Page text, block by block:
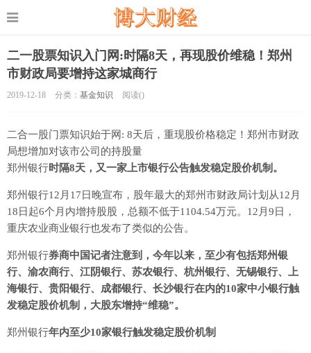
二一股票知识入门网:时隔8天，再现股价维稳！郑州
市财政局要增持这家城商行
2019-12-18 分类： 基金知识 阅读()
二合一股门票知识始于网: 8天后，重现股价格稳定！郑州市财政
局想增加对该市公司的持股量
郑州银行时隔8天，又一家上市银行公告触发稳定股价机制。
郑州银行12月17日晚宣布，股年最大的郑州市财政局计划从12月
18日起6个月内增持股股，总额不低于1104.54万元。12月9日，
重庆农业商业银行也发布了类似的公告。
郑州银行券商中国记者注意到，今年以来，至少有包括郑州银
行、渝农商行、江阴银行、苏农银行、杭州银行、无锡银行、上
海银行、贵阳银行、成都银行、长沙银行在内的10家中小银行触
发稳定股价机制，大股东增持“维稳”。
郑州银行年内至少10家银行触发稳定股价机制